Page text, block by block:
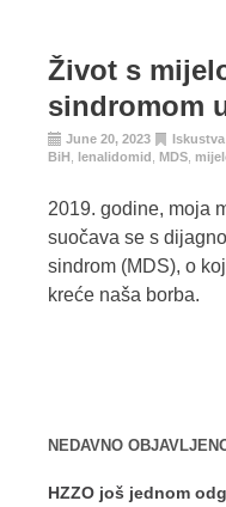
Život s
sindromom
June 20, 2023 Iskustva
BiH
lenalidomid MDS
2019. godine, moja
suočava se s
sindrom (MDS), o
kreće naša borba.
NEDAVNO
HZZO još jednom